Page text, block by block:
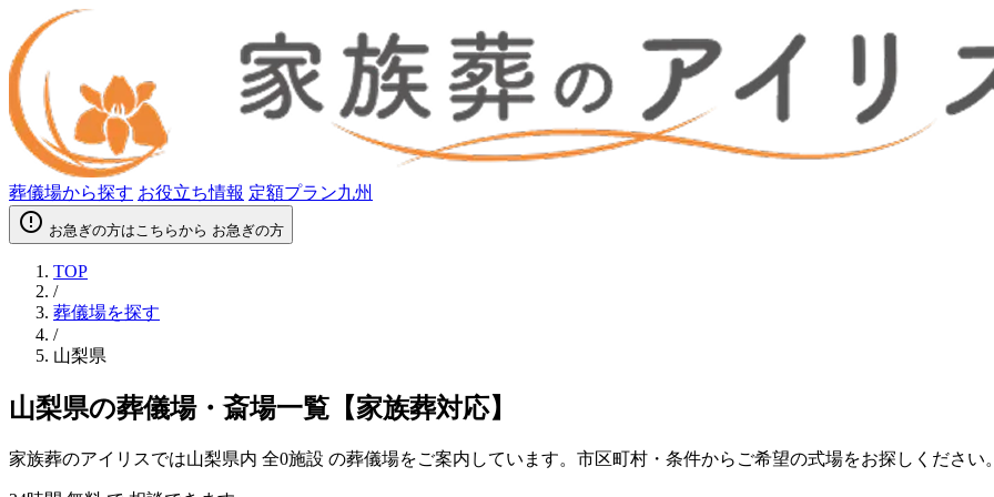
葬儀場から探す お役立ち情報 定額プラン九州
error_outline お急ぎの方はこちらから お急ぎの方
TOP
/
葬儀場を探す
/
山梨県
山梨県の葬儀場・斎場一覧【家族葬対応】
家族葬のアイリスでは山梨県内 全0施設 の葬儀場をご案内しています。市区町村・条件からご希望の式場をお探しください